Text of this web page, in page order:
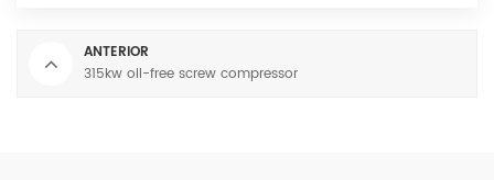
ANTERIOR
315kw oil-free screw compressor